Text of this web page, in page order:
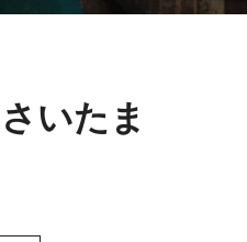
いたま